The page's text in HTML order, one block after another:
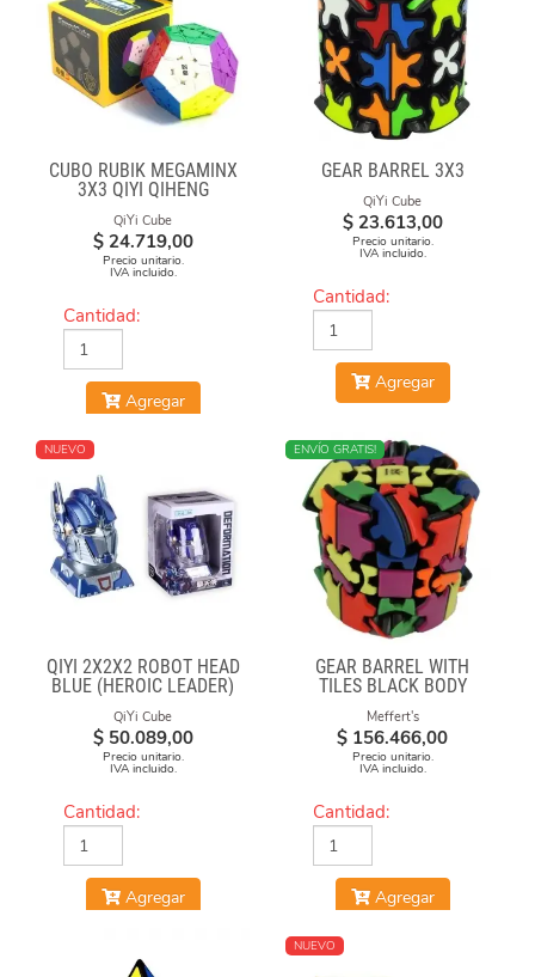
CUBO RUBIK MEGAMINX
3X3 QIYI QIHENG
QiYi Cube
$ 24.719,00
Precio unitario.
IVA incluido.
Cantidad:
Agregar
GEAR BARREL 3X3
QiYi Cube
$ 23.613,00
Precio unitario.
IVA incluido.
Cantidad:
Agregar
NUEVO
QIYI 2X2X2 ROBOT HEAD
BLUE (HEROIC LEADER)
QiYi Cube
$ 50.089,00
Precio unitario.
IVA incluido.
Cantidad:
Agregar
MÁS VENDIDO
ENVÍO GRATIS!
GEAR BARREL WITH
TILES BLACK BODY
Meffert's
$ 156.466,00
Precio unitario.
IVA incluido.
Cantidad:
Agregar
NUEVO